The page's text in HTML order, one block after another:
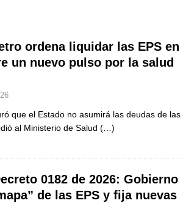
presidencial que portará Abelardo De La
ordena liquidar las EPS en
un nuevo pulso por la salud
que el Estado no asumirá las deudas de las
al Ministerio de Salud (…)
0182 de 2026: Gobierno
de las EPS y fija nuevas